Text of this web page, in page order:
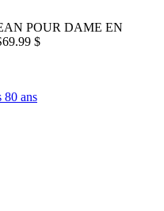
POUR DAME EN
69.99 $